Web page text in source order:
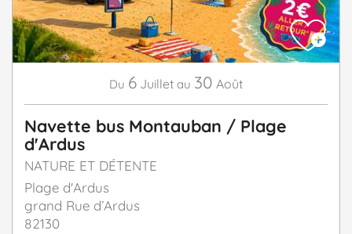
Du 6 Juillet au 30 Août
Navette bus Montauban / Plage
d'Ardus
NATURE ET DÉTENTE
Plage d'Ardus
grand Rue d’Ardus
82130